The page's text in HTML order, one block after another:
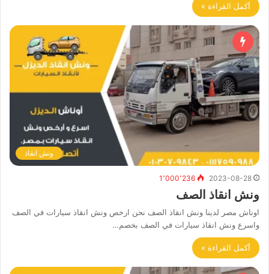
أكمل القراءة »
ونش انقاذ
2023-08-28 1٬000٬236
ونش انقاذ الصف
اوناش مصر لدينا ونش انقاذ الصف نحن ارخص ونش انقاذ سيارات في الصف
واسرع ونش انقاذ سيارات في الصف بخصم…
أكمل القراءة »